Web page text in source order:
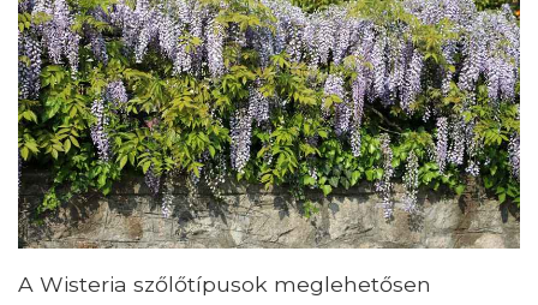
A Wisteria szőlőtípusok meglehetősen